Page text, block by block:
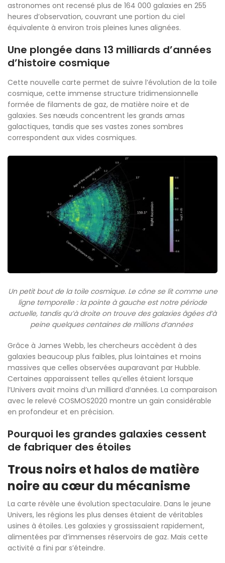
astronomes ont recensé plus de 164 000 galaxies en 255
heures d’observation, couvrant une portion du ciel
équivalente à environ trois pleines lunes alignées.
Une plongée dans 13 milliards d’années
d’histoire cosmique
Cette nouvelle carte permet de suivre l’évolution de la toile
cosmique, cette immense structure tridimensionnelle
formée de filaments de gaz, de matière noire et de
galaxies. Ses nœuds concentrent les grands amas
galactiques, tandis que ses vastes zones sombres
correspondent aux vides cosmiques.
Un petit bout de la toile cosmique. Le cône se lit comme une
ligne temporelle : la pointe à gauche est notre période
actuelle, tandis qu’à droite on trouve des galaxies âgées d’à
peine quelques centaines de millions d’années
Grâce à James Webb, les chercheurs accèdent à des
galaxies beaucoup plus faibles, plus lointaines et moins
massives que celles observées auparavant par Hubble.
Certaines apparaissent telles qu’elles étaient lorsque
l’Univers avait moins d’un milliard d’années. La comparaison
avec le relevé COSMOS2020 montre un gain considérable
en profondeur et en précision.
Pourquoi les grandes galaxies cessent
de fabriquer des étoiles
Trous noirs et halos de matière
noire au cœur du mécanisme
La carte révèle une évolution spectaculaire. Dans le jeune
Univers, les régions les plus denses étaient de véritables
usines à étoiles. Les galaxies y grossissaient rapidement,
alimentées par d’immenses réservoirs de gaz. Mais cette
activité a fini par s’éteindre.